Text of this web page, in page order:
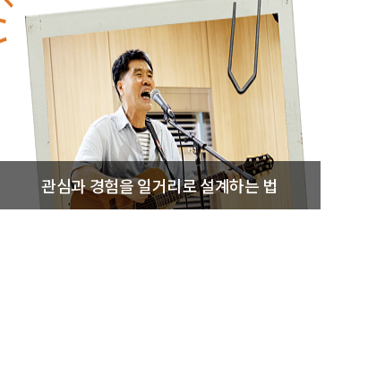
관심과 경험을 일거리로 설계하는 법